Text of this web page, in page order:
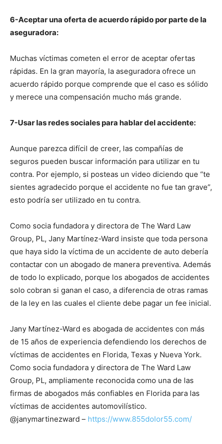
6-Aceptar una oferta de acuerdo rápido por parte de la
aseguradora:
Muchas víctimas cometen el error de aceptar ofertas
rápidas. En la gran mayoría, la aseguradora ofrece un
acuerdo rápido porque comprende que el caso es sólido
y merece una compensación mucho más grande.
7-Usar las redes sociales para hablar del accidente:
Aunque parezca difícil de creer, las compañías de
seguros pueden buscar información para utilizar en tu
contra. Por ejemplo, si posteas un video diciendo que “te
sientes agradecido porque el accidente no fue tan grave”,
esto podría ser utilizado en tu contra.
Como socia fundadora y directora de The Ward Law
Group, PL, Jany Martínez-Ward insiste que toda persona
que haya sido la víctima de un accidente de auto debería
contactar con un abogado de manera preventiva. Además
de todo lo explicado, porque los abogados de accidentes
solo cobran si ganan el caso, a diferencia de otras ramas
de la ley en las cuales el cliente debe pagar un fee inicial.
Jany Martínez-Ward es abogada de accidentes con más
de 15 años de experiencia defendiendo los derechos de
víctimas de accidentes en Florida, Texas y Nueva York.
Como socia fundadora y directora de The Ward Law
Group, PL, ampliamente reconocida como una de las
firmas de abogados más confiables en Florida para las
víctimas de accidentes automovilístico.
@janymartinezward – https://www.855dolor55.com/